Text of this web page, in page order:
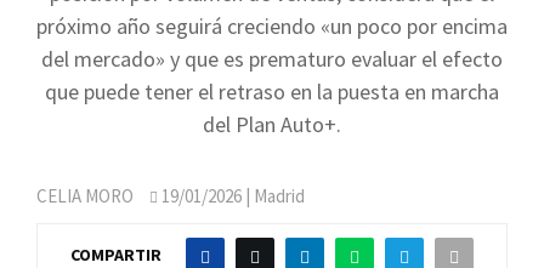
próximo año seguirá creciendo «un poco por encima
del mercado» y que es prematuro evaluar el efecto
que puede tener el retraso en la puesta en marcha
del Plan Auto+.
CELIA MORO 19/01/2026 | Madrid
COMPARTIR